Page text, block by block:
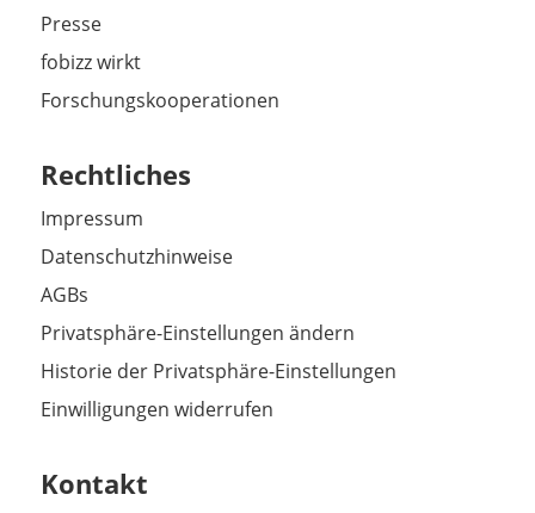
Presse
fobizz wirkt
Forschungskooperationen
Rechtliches
Impressum
Datenschutzhinweise
AGBs
Privatsphäre-Einstellungen ändern
Historie der Privatsphäre-Einstellungen
Einwilligungen widerrufen
Kontakt